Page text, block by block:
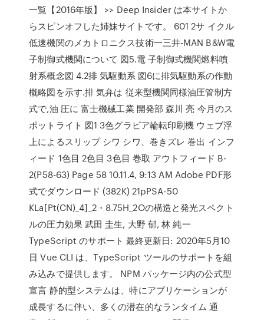
一覧【2016年版】 >> Deep Insider は本サイトか
らスピンオフした姉妹サイトです。 601 2サ イクル
低速機関のメカトロニクス技術一三井-MAN B&W電
子制御式機関について 図5.電 子制御式機関燃料噴
射系概念図 4.2排 気駆動系 図6に排気駆動系の作動
概略図を示す.排 気弁は 従来型機関同様油圧管制方
式で,油 圧に 富士機械工業 開発部 森川 亮 今月のス
ポットライト 図1 3色グラビア輪転印刷機 ウェブ浮
上によるスリップ シワ シワ、巻きズレ 巻出 インフ
ィード 1色目 2色目 3色目 巻取 アウトフィード B-
2(P58-63) Page 58 10.11.4, 9:13 AM Adobe PDF形
式でダウンロード (382K) 21pPSA-50
KLa[Pt(CN)_4]_2・8.75H_2Oの構造と発光スペクト
ルの圧力効果 武田 圭生, 大野 郁, 林 純一
TypeScript のサポート 最終更新日: 2020年5月10
日 Vue CLI は、TypeScript ツールのサポートを組
み込みで提供します。 NPM パッケージ内の公式型
宣言 静的型システムは、特にアプリケーションが
成長するに伴い、多くの潜在的なランタイム 通